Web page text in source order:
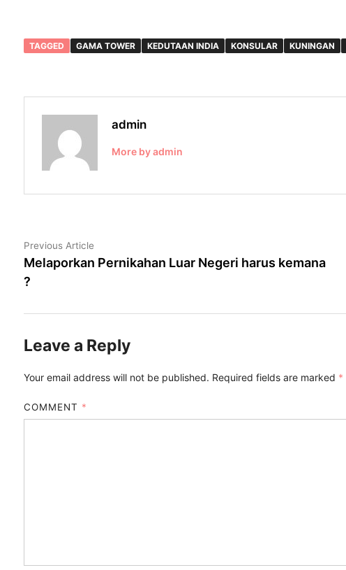
e
o
o
k
l
e
TAGGED GAMA TOWER KEDUTAAN INDIA KONSULAR KUNINGAN
admin
More by admin
Post
navigation
Previous ArticlePrevious
article:
Melaporkan Pernikahan Luar Negeri harus kemana
?
Leave a Reply
Your email address will not be published. Required fields are marked *
COMMENT *